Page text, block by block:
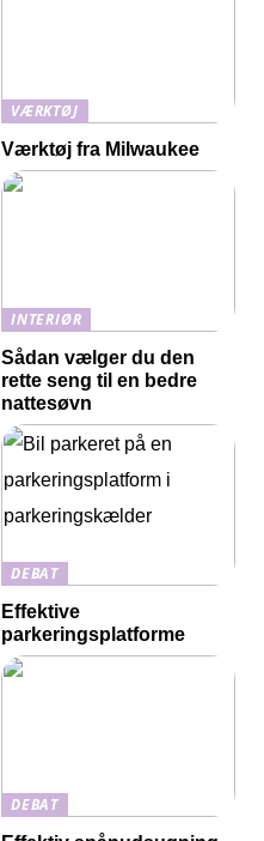
VÆRKTØJ
Værktøj fra Milwaukee
INTERIØR
Sådan vælger du den
rette seng til en bedre
nattesøvn
DEBAT
Effektive
parkeringsplatforme
DEBAT